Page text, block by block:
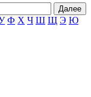
Далее
Ф Х Ч Ш Щ Э Ю